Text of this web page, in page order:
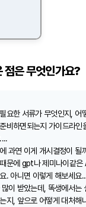
점은 무엇인가요?
요한 서류가 무엇인지, 어
비하면되는지 가이드라인
과연 이게 개시결정이
문에 gpt나 제미나이같은
. 아니면 이렇게 해보세요
이 받았는데, 똑생에서는
지, 앞으로 어떻게 대처해